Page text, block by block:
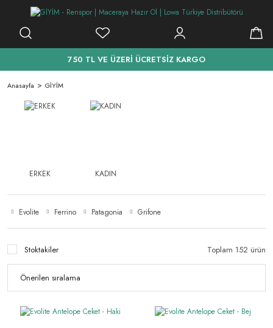
750 TL VE ÜZERİ ÜCRETSİZ KARGO
Anasayfa GİYİM
ERKEK KADIN
Evolite Ferrino Patagonia Grifone
Stoktakiler Toplam 152 ürün